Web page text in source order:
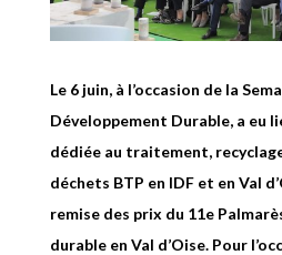
Le 6 juin, à l’occasion de la
Développement Durable, a eu
dédiée au traitement,
déchets BTP en IDF et en Val
remise des prix du 11e
durable en Val d’Oise. Pour